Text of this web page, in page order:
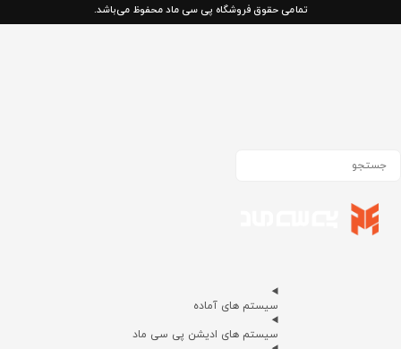
تمامی حقوق فروشگاه پی سی ماد محفوظ می‌باشد.
سیستم های آماده
سیستم های ادیشن پی سی ماد